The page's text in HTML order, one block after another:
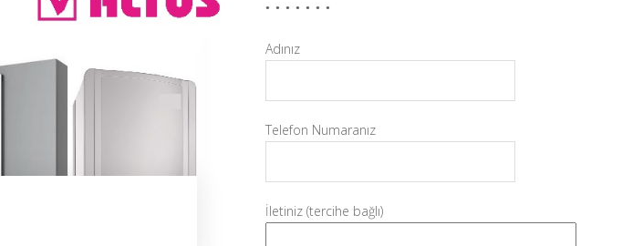
Adınız
Telefon Numaranız
İletiniz (tercihe bağlı)